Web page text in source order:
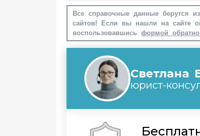
Все справочные данные берутся
сайтов! Если вы нашли на сайте
воспользовавшись формой